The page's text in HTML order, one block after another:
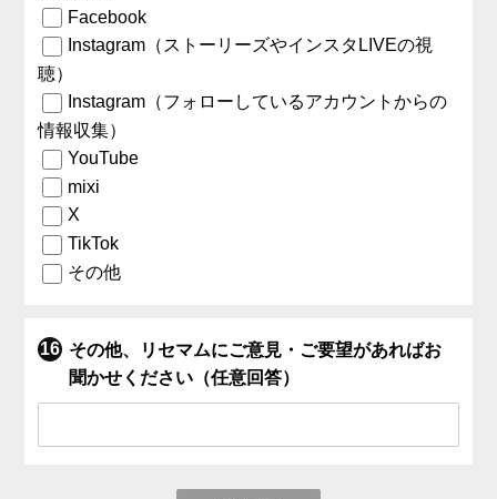
Facebook
Instagram（ストーリーズやインスタLIVEの視
聴）
Instagram（フォローしているアカウントからの
情報収集）
YouTube
mixi
X
TikTok
その他
その他、リセマムにご意見・ご要望があればお
聞かせください（任意回答）